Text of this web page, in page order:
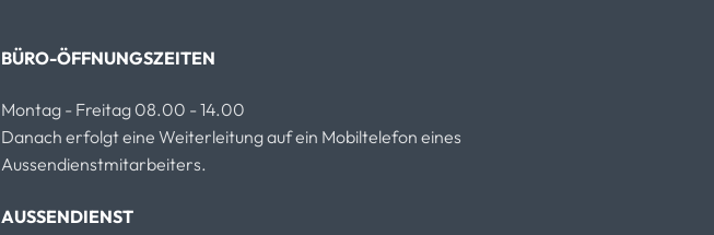
BÜRO-ÖFFNUNGSZEITEN
Montag - Freitag 08.00 - 14.00
Danach erfolgt eine Weiterleitung auf ein Mobiltelefon eines
Aussendienstmitarbeiters.
AUSSENDIENST